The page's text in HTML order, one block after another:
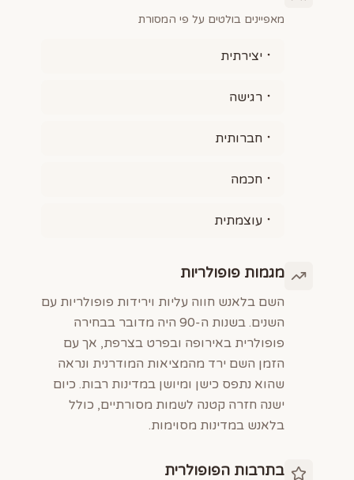
מאפיינים בולטים על פי המסורת
יצירתית
רגישה
חברותית
חכמה
עוצמתית
מגמות פופולריות
השם בלאנש חווה עליות וירידות פופולריות עם
השנים. בשנות ה-90 היה מדובר בבחירה
פופולרית באירופה ובפרט בצרפת, אך עם
הזמן השם ירד מהמציאות המודרנית ונראה
שהוא נתפס כישן ומיושן במדינות רבות. כיום
ישנה חזרה קטנה לשמות מסורתיים, כולל
בלאנש במדינות מסוימות.
בתרבות הפופולרית